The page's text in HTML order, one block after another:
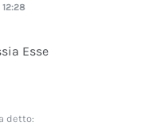
Esse
detto: